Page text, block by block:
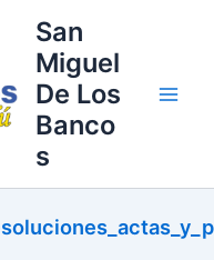
San
Miguel
De Los
Banco
s